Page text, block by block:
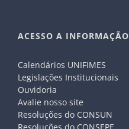
ACESSO A INFORMAÇÃO
Calendários UNIFIMES
Legislações Institucionais
Ouvidoria
Avalie nosso site
Resoluções do CONSUN